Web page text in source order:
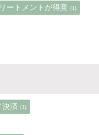
ートメントが得意 (1)
決済 (1)